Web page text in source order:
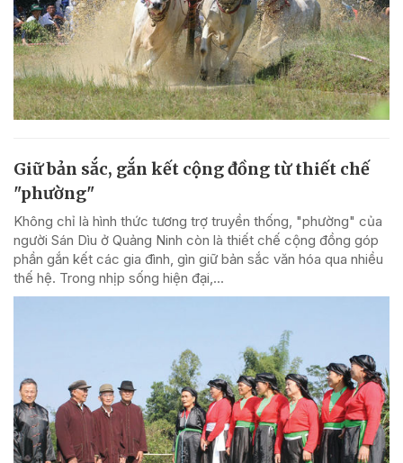
Giữ bản sắc, gắn kết cộng đồng từ thiết chế
"phường"
Không chỉ là hình thức tương trợ truyền thống, "phường" của
người Sán Dìu ở Quảng Ninh còn là thiết chế cộng đồng góp
phần gắn kết các gia đình, gìn giữ bản sắc văn hóa qua nhiều
thế hệ. Trong nhịp sống hiện đại,...